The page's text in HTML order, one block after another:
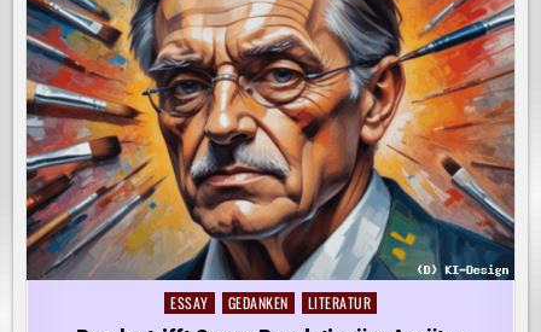
Posted
in
ESSAY GEDANKEN LITERATUR